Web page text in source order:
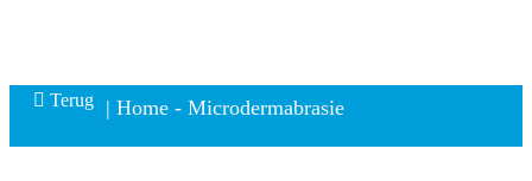
Terug | Home - Microdermabrasie